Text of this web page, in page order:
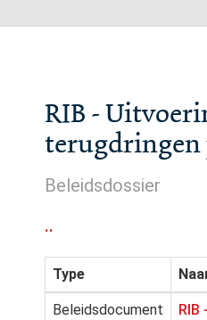
RIB -
terugdringen
Beleidsdossier
..
Type
Beleidsdocument
RIB